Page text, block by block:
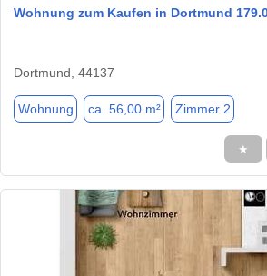
Wohnung zum Kaufen in Dortmund
Dortmund, 44137
Wohnung ca. 56,00 m² Zimmer 2
★